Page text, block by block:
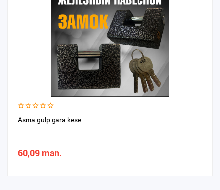
Asma gulp gara kese
60,09 man.